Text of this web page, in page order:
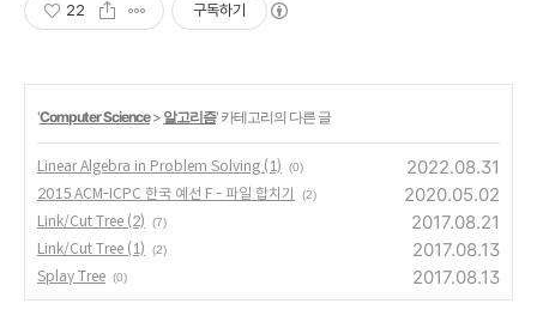
22 구독하기
'Computer Science> 알고리즘' 카테고리의 다른 글
Linear Algebra in Problem Solving (1) (0) 2022.08.31
2015 ACM-ICPC 한국 예선 F - 파일 합치기 (2) 2020.05.02
Link/Cut Tree (2) (7) 2017.08.21
Link/Cut Tree (1) (2) 2017.08.13
Splay Tree (0) 2017.08.13